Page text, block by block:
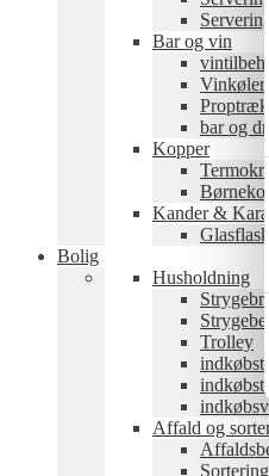
Bar og vin
Vinkøler
bar og
Kopper
Kander &
Bolig
Husholdning
Trolley
Affald og